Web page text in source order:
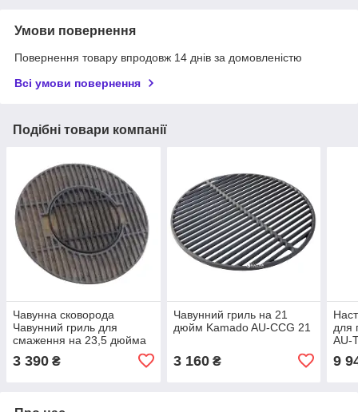
Умови повернення
Повернення товару впродовж 14 днів за домовленістю
Всі умови повернення
Подібні товари компанії
Чавунна сковорода
Чавунний гриль для
смаження на 23,5 дюйма
3 390 ₴
Чавунний гриль на 21
дюйм Kamado AU-CCG 21
3 160₴
для
AU-
9